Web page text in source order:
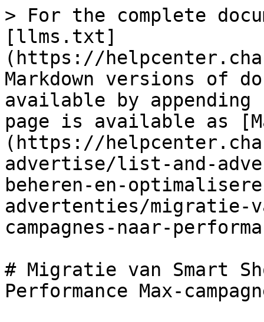
> For the complete
[llms.txt]
(https://
Markdown versions of
available by
page is available as
(https://
advertise/list-and-
beheren-en-
advertenties/migratie-
campagnes-naar-
# Migratie van Smart
Performance Max-